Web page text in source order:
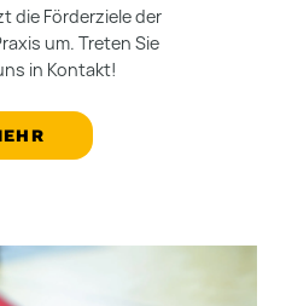
die Förderziele der
um. Treten Sie
in Kontakt!